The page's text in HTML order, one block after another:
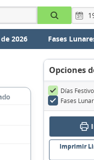
2026 Fases
Opciones
Días
Fases
Imprimir